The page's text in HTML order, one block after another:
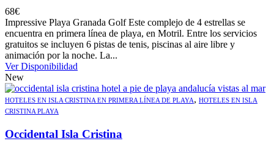
68€
Impressive Playa Granada Golf Este complejo de 4 estrellas se
encuentra en primera línea de playa, en Motril. Entre los servicios
gratuitos se incluyen 6 pistas de tenis, piscinas al aire libre y
animación por la noche. La...
Ver Disponibilidad
New
HOTELES EN ISLA CRISTINA EN PRIMERA LÍNEA DE PLAYA, HOTELES EN ISLA
CRISTINA PLAYA
Occidental Isla Cristina